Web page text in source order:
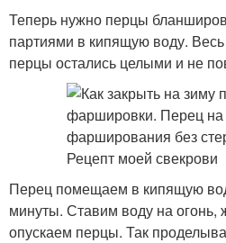
Теперь нужно перцы
партиями в кипящую воду.
перцы остались целыми и не
Перец помещаем в кипящую
минуты. Ставим воду на огонь,
опускаем перцы. Так